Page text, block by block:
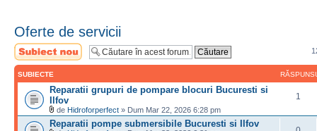
Oferte de servicii
Scrie un subiect
nou
SUBIECTE
Reparatii grupuri de pompare blocuri Bucuresti si
Ilfov
de Hidroforperfect » Dum Mar 22, 2026 6:28 pm
1
Reparatii pompe submersibile Bucuresti si Ilfov